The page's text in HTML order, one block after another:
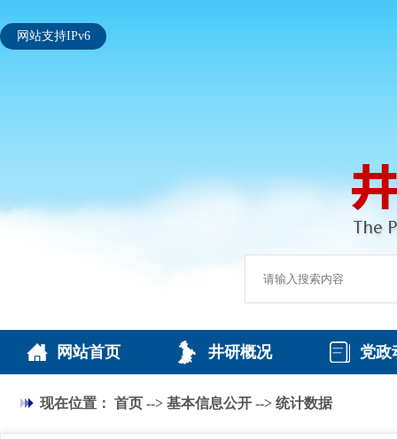
网站支持IPv6
网站首页 井研概况 党政
现在位置： 首页 --> 基本信息公开 --> 统计数据